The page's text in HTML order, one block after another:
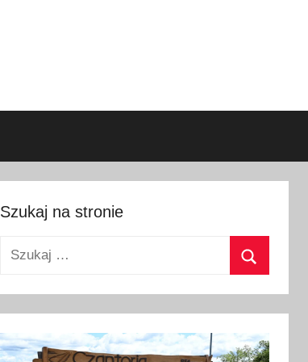
Szukaj na stronie
Szukaj: